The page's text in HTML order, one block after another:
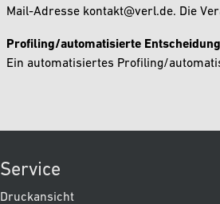
Mail-Adresse kontakt@verl.de. Die
Profiling/automatisierte
Ein automatisiertes Profiling/
Service
Druckansicht